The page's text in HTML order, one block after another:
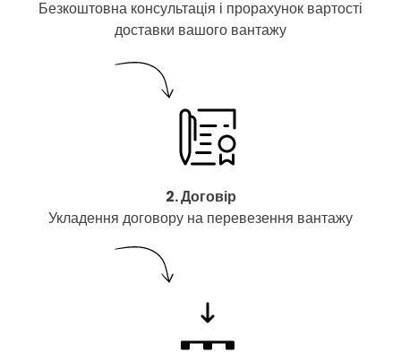
Безкоштовна консультація і прорахунок вартості
доставки вашого вантажу
2. Договір
Укладення договору на перевезення вантажу